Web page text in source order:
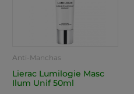
Anti-Manchas
Lierac Lumilogie Masc
Ilum Unif 50ml